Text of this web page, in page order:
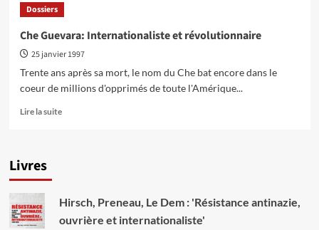
Dossiers
Che Guevara: Internationaliste et révolutionnaire
25 janvier 1997
Trente ans après sa mort, le nom du Che bat encore dans le
coeur de millions d'opprimés de toute l'Amérique...
Lire la suiteEn
et
révolutionnaire
Livres
Hirsch, Preneau, Le Dem : 'Résistance antinazie,
ouvrière et internationaliste'